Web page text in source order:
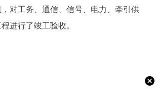
对工务、通信、信号、电力、牵引供
进行了竣工验收。